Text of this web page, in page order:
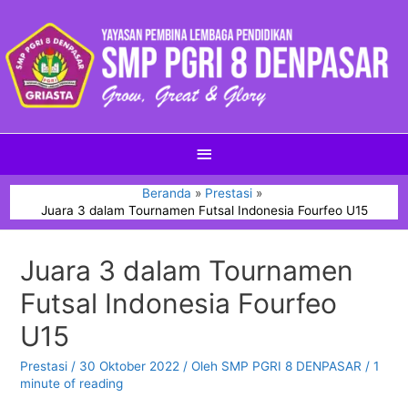
Beranda
Prestasi
Juara 3 dalam Tournamen Futsal Indonesia Fourfeo U15
Juara 3 dalam Tournamen
Futsal Indonesia Fourfeo
U15
Prestasi / 30 Oktober 2022 / Oleh SMP PGRI 8 DENPASAR / 1
minute of reading